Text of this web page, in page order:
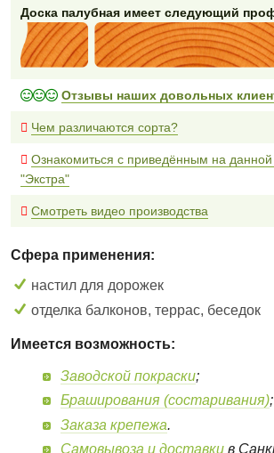
Доска палубная имеет следующий
Отзывы наших довольных
Чем различаются сорта?
Ознакомиться с приведённым на данной
"Экстра"
Смотреть видео производства
Сфера применения:
настил для дорожек
отделка балконов, террас, беседок
Имеется возможность:
Заводской покраски;
Браширования (состаривания);
Заказа крепежа.
Самовывоза и доставки в